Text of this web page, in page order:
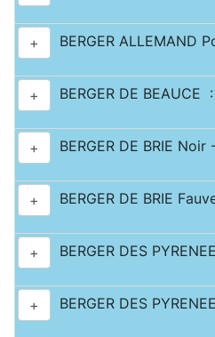
+ BERGER ALLEMAND
+ BERGER DE BEAUCE
+ BERGER DE BRIE
+ BERGER DE BRIE
+ BERGER DES
+ BERGER DES